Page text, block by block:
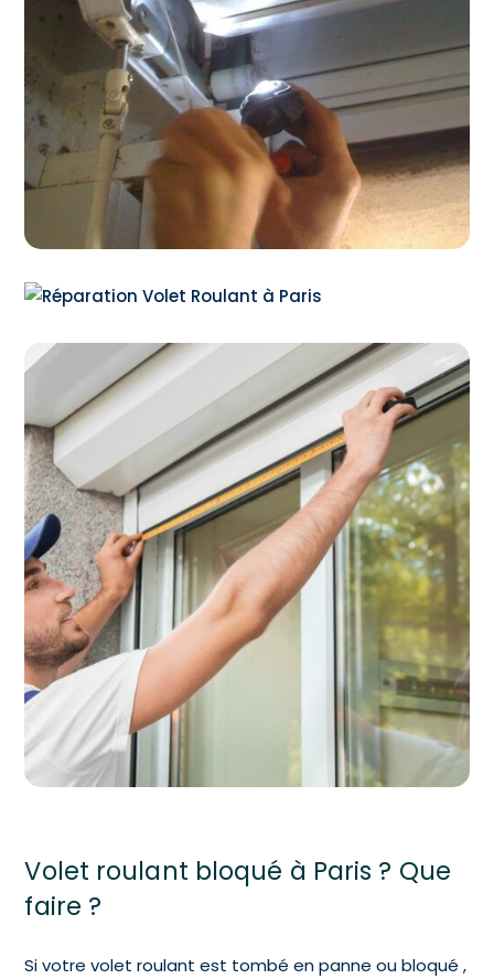
Volet roulant bloqué à Paris ? Que
faire ?
Si votre volet roulant est tombé en panne ou bloqué ,